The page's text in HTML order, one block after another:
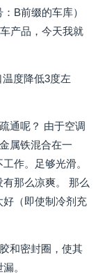
B前缀的车库）
产品，今天我就
度降低3度左
通呢？ 由于空调
属铁混合在一
作。足够光滑。
那么凉爽。 那么
（即使制冷剂充
和密封圈，使其
。